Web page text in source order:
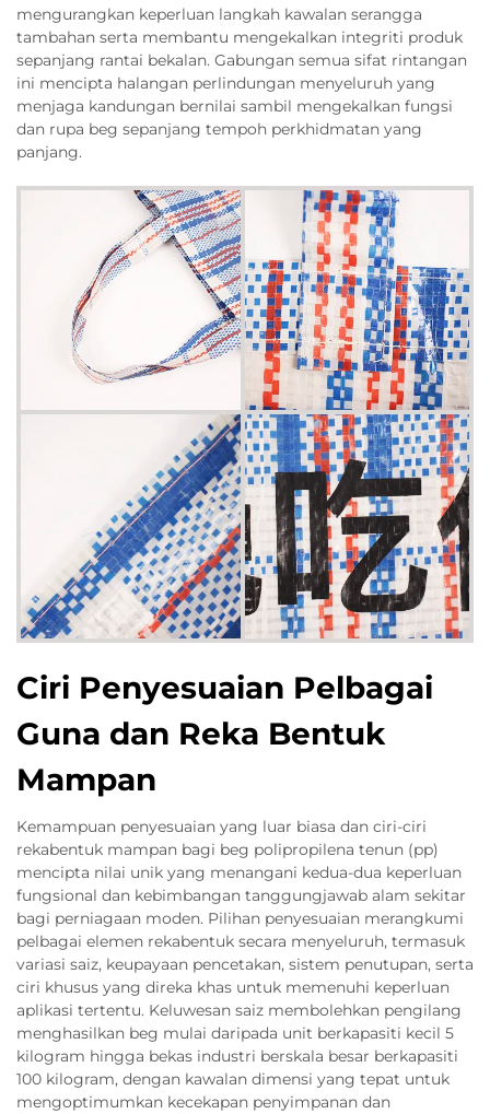
mengurangkan keperluan langkah kawalan serangga
tambahan serta membantu mengekalkan integriti produk
sepanjang rantai bekalan. Gabungan semua sifat rintangan
ini mencipta halangan perlindungan menyeluruh yang
menjaga kandungan bernilai sambil mengekalkan fungsi
dan rupa beg sepanjang tempoh perkhidmatan yang
panjang.
Ciri Penyesuaian Pelbagai
Guna dan Reka Bentuk
Mampan
Kemampuan penyesuaian yang luar biasa dan ciri-ciri
rekabentuk mampan bagi beg polipropilena tenun (pp)
mencipta nilai unik yang menangani kedua-dua keperluan
fungsional dan kebimbangan tanggungjawab alam sekitar
bagi perniagaan moden. Pilihan penyesuaian merangkumi
pelbagai elemen rekabentuk secara menyeluruh, termasuk
variasi saiz, keupayaan pencetakan, sistem penutupan, serta
ciri khusus yang direka khas untuk memenuhi keperluan
aplikasi tertentu. Keluwesan saiz membolehkan pengilang
menghasilkan beg mulai daripada unit berkapasiti kecil 5
kilogram hingga bekas industri berskala besar berkapasiti
100 kilogram, dengan kawalan dimensi yang tepat untuk
mengoptimumkan kecekapan penyimpanan dan